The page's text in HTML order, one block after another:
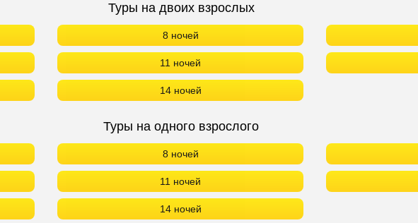
Туры на двоих взрослых
8 ночей
11 ночей
14 ночей
Туры на одного взрослого
8 ночей
11 ночей
14 ночей